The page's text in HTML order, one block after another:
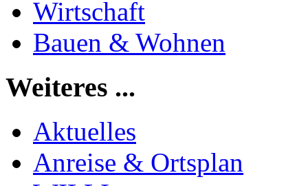
Wirtschaft
Bauen & Wohnen
Weiteres ...
Aktuelles
Anreise & Ortsplan